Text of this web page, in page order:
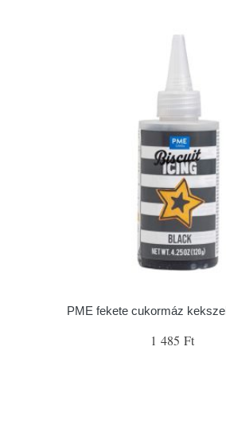
PME fekete cukormáz
1 485 Ft